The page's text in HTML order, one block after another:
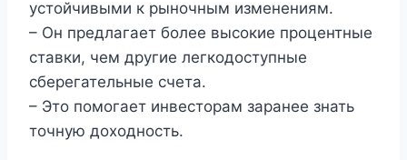
устойчивыми к рыночным изменениям.
– Он предлагает более высокие процентные
ставки, чем другие легкодоступные
сберегательные счета.
– Это помогает инвесторам заранее знать
точную доходность.